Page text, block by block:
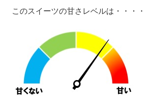
このスイーツの甘さレベルは・・・・